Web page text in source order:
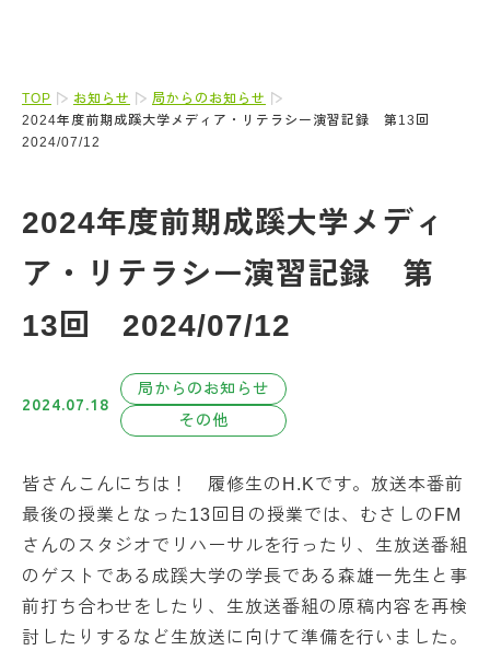
TOP お知らせ
局からのお知らせ
2024年度前期成蹊大学メディア・リテラシー演習記録 第13回
2024/07/12
2024年度前期成蹊大学メディ
ア・リテラシー演習記録 第
13回 2024/07/12
2024.07.18
局からのお知らせ
その他
皆さんこんにちは！ 履修生のH.Kです。放送本番前
最後の授業となった13回目の授業では、むさしのFM
さんのスタジオでリハーサルを行ったり、生放送番組
のゲストである成蹊大学の学長である森雄一先生と事
前打ち合わせをしたり、生放送番組の原稿内容を再検
討したりするなど生放送に向けて準備を行いました。